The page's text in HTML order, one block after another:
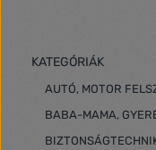
KATEGÓRIÁK
AUTÓ, MOTOR
BABA-MAMA,